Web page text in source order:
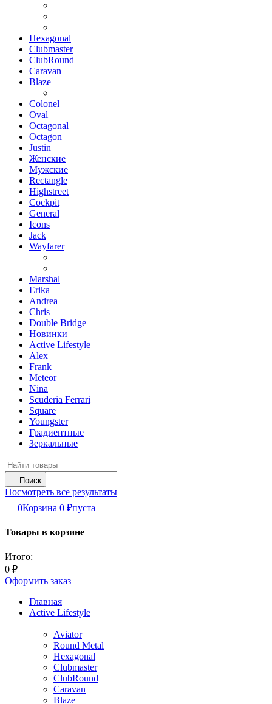
Hexagonal
Clubmaster
ClubRound
Caravan
Blaze
Colonel
Oval
Octagonal
Octagon
Justin
Женские
Мужские
Rectangle
Highstreet
Cockpit
General
Icons
Jack
Wayfarer
Marshal
Erika
Andrea
Chris
Double Bridge
Новинки
Active Lifestyle
Alex
Frank
Meteor
Nina
Scuderia Ferrari
Square
Youngster
Градиентные
Зеркальные
Поиск
Посмотреть все результаты
0Корзина 0 ₽пуста
Товары в корзине
Итого:
0 ₽
Оформить заказ
Главная
Active Lifestyle
Aviator
Round Metal
Hexagonal
Clubmaster
ClubRound
Caravan
Blaze